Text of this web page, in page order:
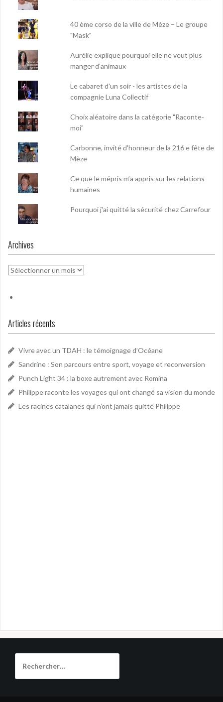
40 ème corso de la ville de Mèze – Le groupe
"Mask"
Aurélie explique pourquoi elle ne veut plus
manger d’animaux
Le cabaret d'un soir - les artistes de la
compagnie Luna Collectif
Choix aléatoire dans la catégorie "Raconte-
moi"
Carbonne, invité d'honneur de la 216 e fête de
Mèze
Ce que le mépris m’a appris sur les relations
humaines
Pourquoi j'ai quitté la sécurité chez Carrefour
Archives
Archives
Articles récents
Vivre avec un TDAH : le témoignage d’Océane
Sandrine : Son parcours entre sport, voyage et reconversion
Punch Light 34 : la boxe autrement avec Romina
Philippe raconte les voyages qui ont changé sa vision du monde
Les racines catalanes qui n’ont jamais quitté Philippe